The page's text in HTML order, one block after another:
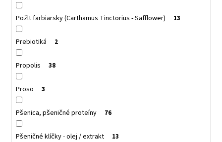
Požlt farbiarsky (Carthamus Tinctorius - Safflower) 13
Prebiotiká 2
Propolis 38
Proso 3
Pšenica, pšeničné proteíny 76
Pšeničné klíčky - olej / extrakt 13